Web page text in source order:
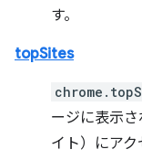
す。
topSites
ージに表示
イト）にア